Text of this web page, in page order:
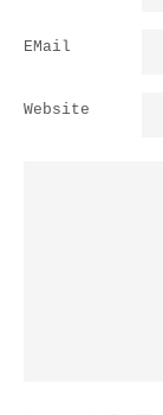
EMail
Website